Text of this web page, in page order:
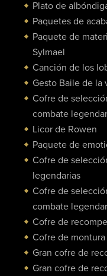
Plato de
Paquetes de
Paquete de
Sylmael
Canción de los
Gesto Baile de la
Cofre de
combate
Licor de Rowen
Paquete de
Cofre de
legendarias
Cofre de
combate
Cofre de
Cofre de montura
Gran cofre de
Gran cofre de